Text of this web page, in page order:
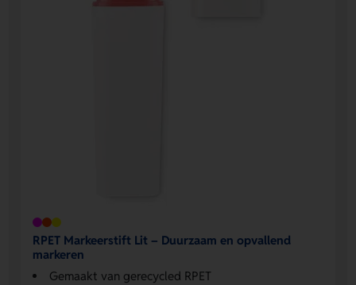
RPET Markeerstift Lit – Duurzaam en opvallend
markeren
Gemaakt van gerecycled RPET